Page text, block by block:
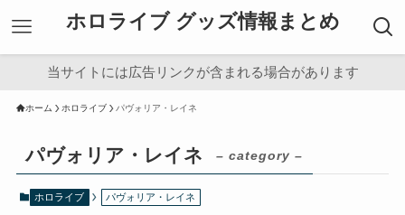
ホロライブ グッズ情報まとめ
当サイトには広告リンクが含まれる場合があります
ホーム ホロライブ パヴォリア・レイネ
パヴォリア・レイネ – category –
ホロライブ パヴォリア・レイネ